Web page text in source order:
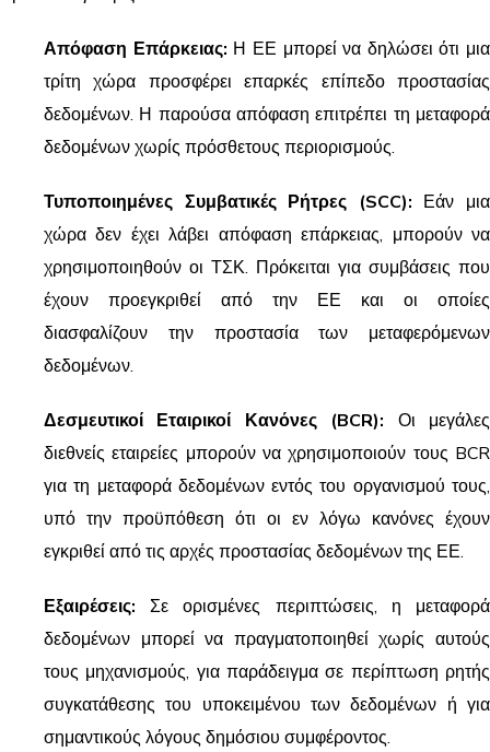
Απόφαση Επάρκειας: Η ΕΕ μπορεί να δηλώσει ότι μια
τρίτη χώρα προσφέρει επαρκές επίπεδο προστασίας
δεδομένων. Η παρούσα απόφαση επιτρέπει τη μεταφορά
δεδομένων χωρίς πρόσθετους περιορισμούς.
Τυποποιημένες Συμβατικές Ρήτρες (SCC): Εάν μια
χώρα δεν έχει λάβει απόφαση επάρκειας, μπορούν να
χρησιμοποιηθούν οι ΤΣΚ. Πρόκειται για συμβάσεις που
έχουν προεγκριθεί από την ΕΕ και οι οποίες
διασφαλίζουν την προστασία των μεταφερόμενων
δεδομένων.
Δεσμευτικοί Εταιρικοί Κανόνες (BCR): Οι μεγάλες
διεθνείς εταιρείες μπορούν να χρησιμοποιούν τους BCR
για τη μεταφορά δεδομένων εντός του οργανισμού τους,
υπό την προϋπόθεση ότι οι εν λόγω κανόνες έχουν
εγκριθεί από τις αρχές προστασίας δεδομένων της ΕΕ.
Εξαιρέσεις: Σε ορισμένες περιπτώσεις, η μεταφορά
δεδομένων μπορεί να πραγματοποιηθεί χωρίς αυτούς
τους μηχανισμούς, για παράδειγμα σε περίπτωση ρητής
συγκατάθεσης του υποκειμένου των δεδομένων ή για
σημαντικούς λόγους δημόσιου συμφέροντος.